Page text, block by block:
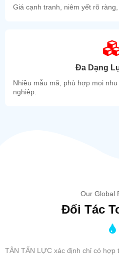
Giá cạnh tranh, niêm yết rõ ràng,
Đa Dạng
Nhiều mẫu mã, phù hợp mọi
nghiệp.
Our Global
Đối Tác
TÂN TẤN LỰC xác định chỉ có